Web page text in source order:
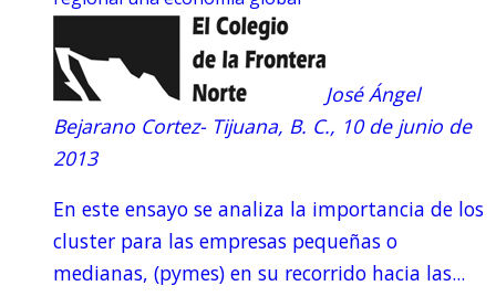
José Ángel
Bejarano Cortez- Tijuana, B. C., 10 de junio de
2013
En este ensayo se analiza la importancia de los
cluster para las empresas pequeñas o
medianas, (pymes) en su recorrido hacia las...